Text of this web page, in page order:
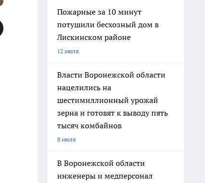
Пожарные за 10 минут
потушили бесхозный дом в
Лискинском районе
12 июля
Власти Воронежской области
нацелились на
шестимиллионный урожай
зерна и готовят к выводу пять
тысяч комбайнов
8 июля
В Воронежской области
инженеры и медперсонал